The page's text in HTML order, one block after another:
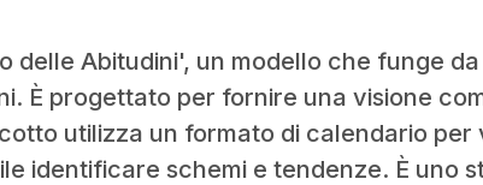
delle Abitudini', un modello che funge
È progettato per fornire una visione
utilizza un formato di calendario
identificare schemi e tendenze. È uno